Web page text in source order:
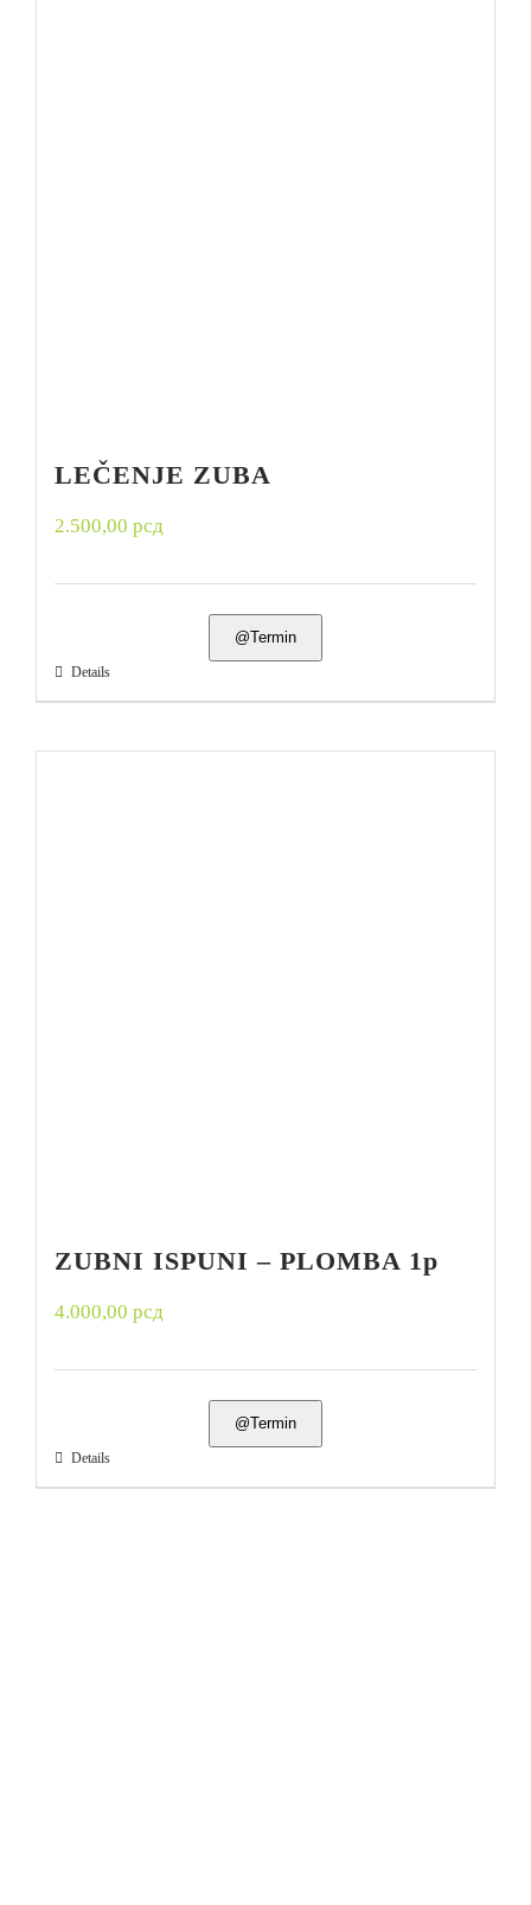
LEČENJE ZUBA
2.500,00 рсд
@Termin
Details
ZUBNI ISPUNI – PLOMBA 1p
4.000,00 рсд
@Termin
Details